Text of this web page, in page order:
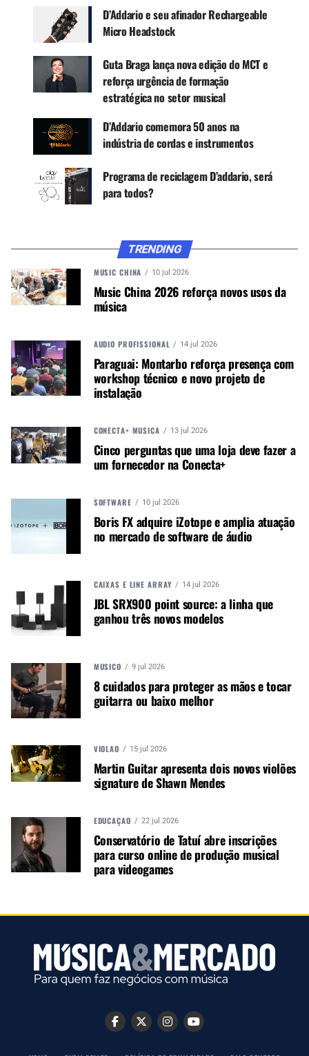
Google News
Se você é um músico avançado ou está apenas
começando, pode aprender o que quiser, quando
quiser.
oferece conteúdo de manutenção, cuidado e
reparo, com uma oficina para violão e outra para
Há também dicas para educadores, elaboradas
por educadores, trazendo conhecimentos
importantes ​​para motivar, educar e inspirar os
alunos.
Quer saber mais?Clique aqui
Autor:Redação M&M
publicação empenhada em
negócios para o music business,
indústria de áudio profissional,
musicais. Nós amamos o que
fazemos.
A MÚSICA & MERCADO ESTÁ NO WHATSAPP!
Noticias que ajudam seu trabalho com a música.
Acesse o Canal de WhatsApp
TÓPICOS RELACIONADOS: APRENDIZAGEM
D'ADDARIO
EDUCAÇÃO MUSICAL
THE LESSON ROOM
PRÓXIMO
QSC lança treinamento online para casas de culto
carreira na área
D’Addario e seu afinador Rechargeable
Micro Headstock
Guta Braga lança nova edição do MCT e
reforça urgência de formação
estratégica no setor musical
D’Addario comemora 50 anos na
indústria de cordas e instrumentos
Programa de reciclagem D’addario, será
para todos?
TRENDING
MUSIC CHINA 10 jul 2026
Music China 2026 reforça novos usos da
música
AUDIO PROFISSIONAL 14 jul 2026
Paraguai: Montarbo reforça presença com
workshop técnico e novo projeto de
instalação
CONECTA+ MÚSICA 13 jul 2026
Cinco perguntas que uma loja deve fazer a
um fornecedor na Conecta+
SOFTWARE 10 jul 2026
Boris FX adquire iZotope e amplia atuação
no mercado de software de áudio
CAIXAS E LINE ARRAY 14 jul 2026
JBL SRX900 point source: a linha que
ganhou três novos modelos
MÚSICO 9 jul 2026
8 cuidados para proteger as mãos e tocar
guitarra ou baixo melhor
VIOLÃO 15 jul 2026
Martin Guitar apresenta dois novos violões
signature de Shawn Mendes
EDUCAÇÃO 22 jul 2026
Conservatório de Tatuí abre inscrições
para curso online de produção musical
para videogames